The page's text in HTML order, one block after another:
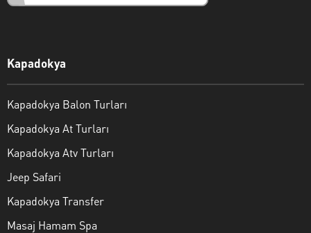
Kapadokya
Kapadokya Balon Turları
Kapadokya At Turları
Kapadokya Atv Turları
Jeep Safari
Kapadokya Transfer
Masaj Hamam Spa